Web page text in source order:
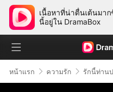
เนื้อหาที่น่าตื่นเต้นมา
นี้อยู่ใน DramaBox
หน้าแรก ความรัก